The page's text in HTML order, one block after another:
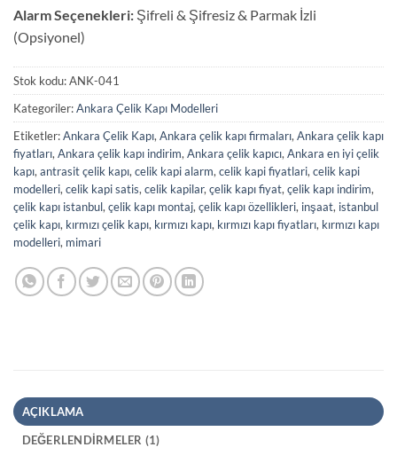
Alarm Seçenekleri: Şifreli & Şifresiz & Parmak İzli
(Opsiyonel)
Stok kodu:ANK-041
Kategoriler:Ankara Çelik Kapı Modelleri
Etiketler:Ankara Çelik Kapı, Ankara çelik kapı firmaları, Ankara çelik kapı
fiyatları, Ankara çelik kapı indirim, Ankara çelik kapıcı, Ankara en iyi çelik
kapı, antrasit çelik kapı, celik kapi alarm, celik kapi fiyatlari, celik kapi
modelleri, celik kapi satis, celik kapilar, çelik kapı fiyat, çelik kapı indirim,
çelik kapı istanbul, çelik kapı montaj, çelik kapı özellikleri, inşaat, istanbul
çelik kapı, kırmızı çelik kapı, kırmızı kapı, kırmızı kapı fiyatları, kırmızı kapı
modelleri, mimari
AÇIKLAMA
DEĞERLENDIRMELER (1)